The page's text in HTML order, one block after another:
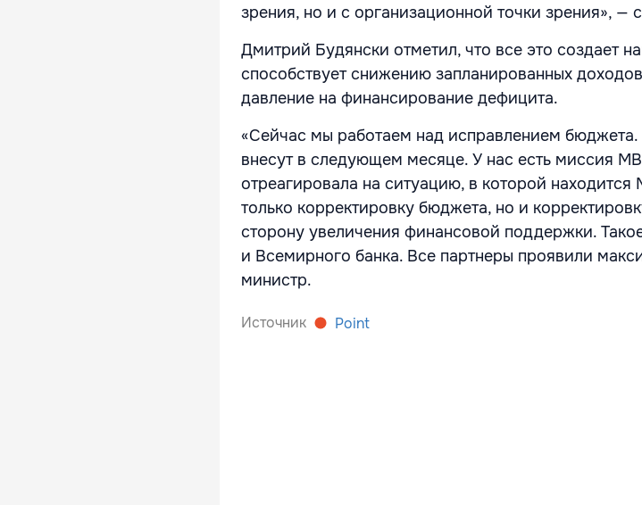
зрения, но и с организационной точки зрения», —
Дмитрий Будянски отметил, что все это создает
способствует снижению запланированных
давление на финансирование дефицита.
«Сейчас мы работаем над исправлением
внесут в следующем месяце. У нас есть миссия
отреагировала на ситуацию, в которой
только корректировку бюджета, но и
сторону увеличения финансовой поддержки.
и Всемирного банка. Все партнеры проявили
министр.
Источник Point